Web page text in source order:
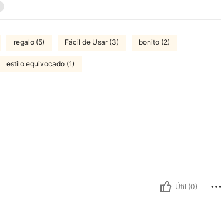
regalo (5) Fácil de Usar (3) bonito (2)
estilo equivocado (1)
Útil (0)